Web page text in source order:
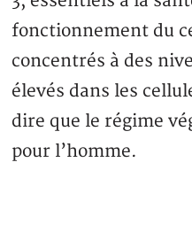
fonctionnement du
concentrés à des
élevés dans les
dire que le régime
pour l’homme.